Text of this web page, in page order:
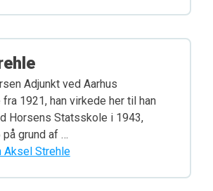
Adjunkt ved Aarhus
1921, han virkede her til han
Horsens Statsskole i 1943,
grund af …
Strehle